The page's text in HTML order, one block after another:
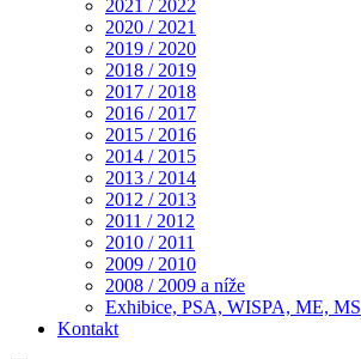
2021 / 2022
2020 / 2021
2019 / 2020
2018 / 2019
2017 / 2018
2016 / 2017
2015 / 2016
2014 / 2015
2013 / 2014
2012 / 2013
2011 / 2012
2010 / 2011
2009 / 2010
2008 / 2009 a níže
Exhibice, PSA, WISPA, ME, MS
Kontakt